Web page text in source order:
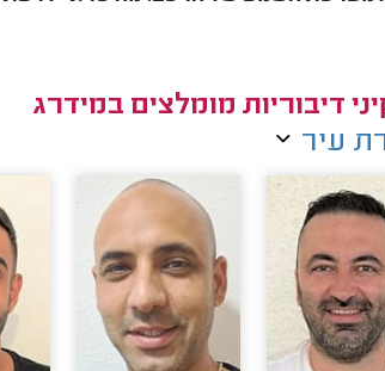
דיבוריות מומלצים במידרג
עיר